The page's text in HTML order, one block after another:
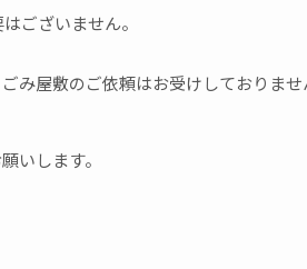
ございません。
み屋敷のご依頼はお受けしておりませ
いします。